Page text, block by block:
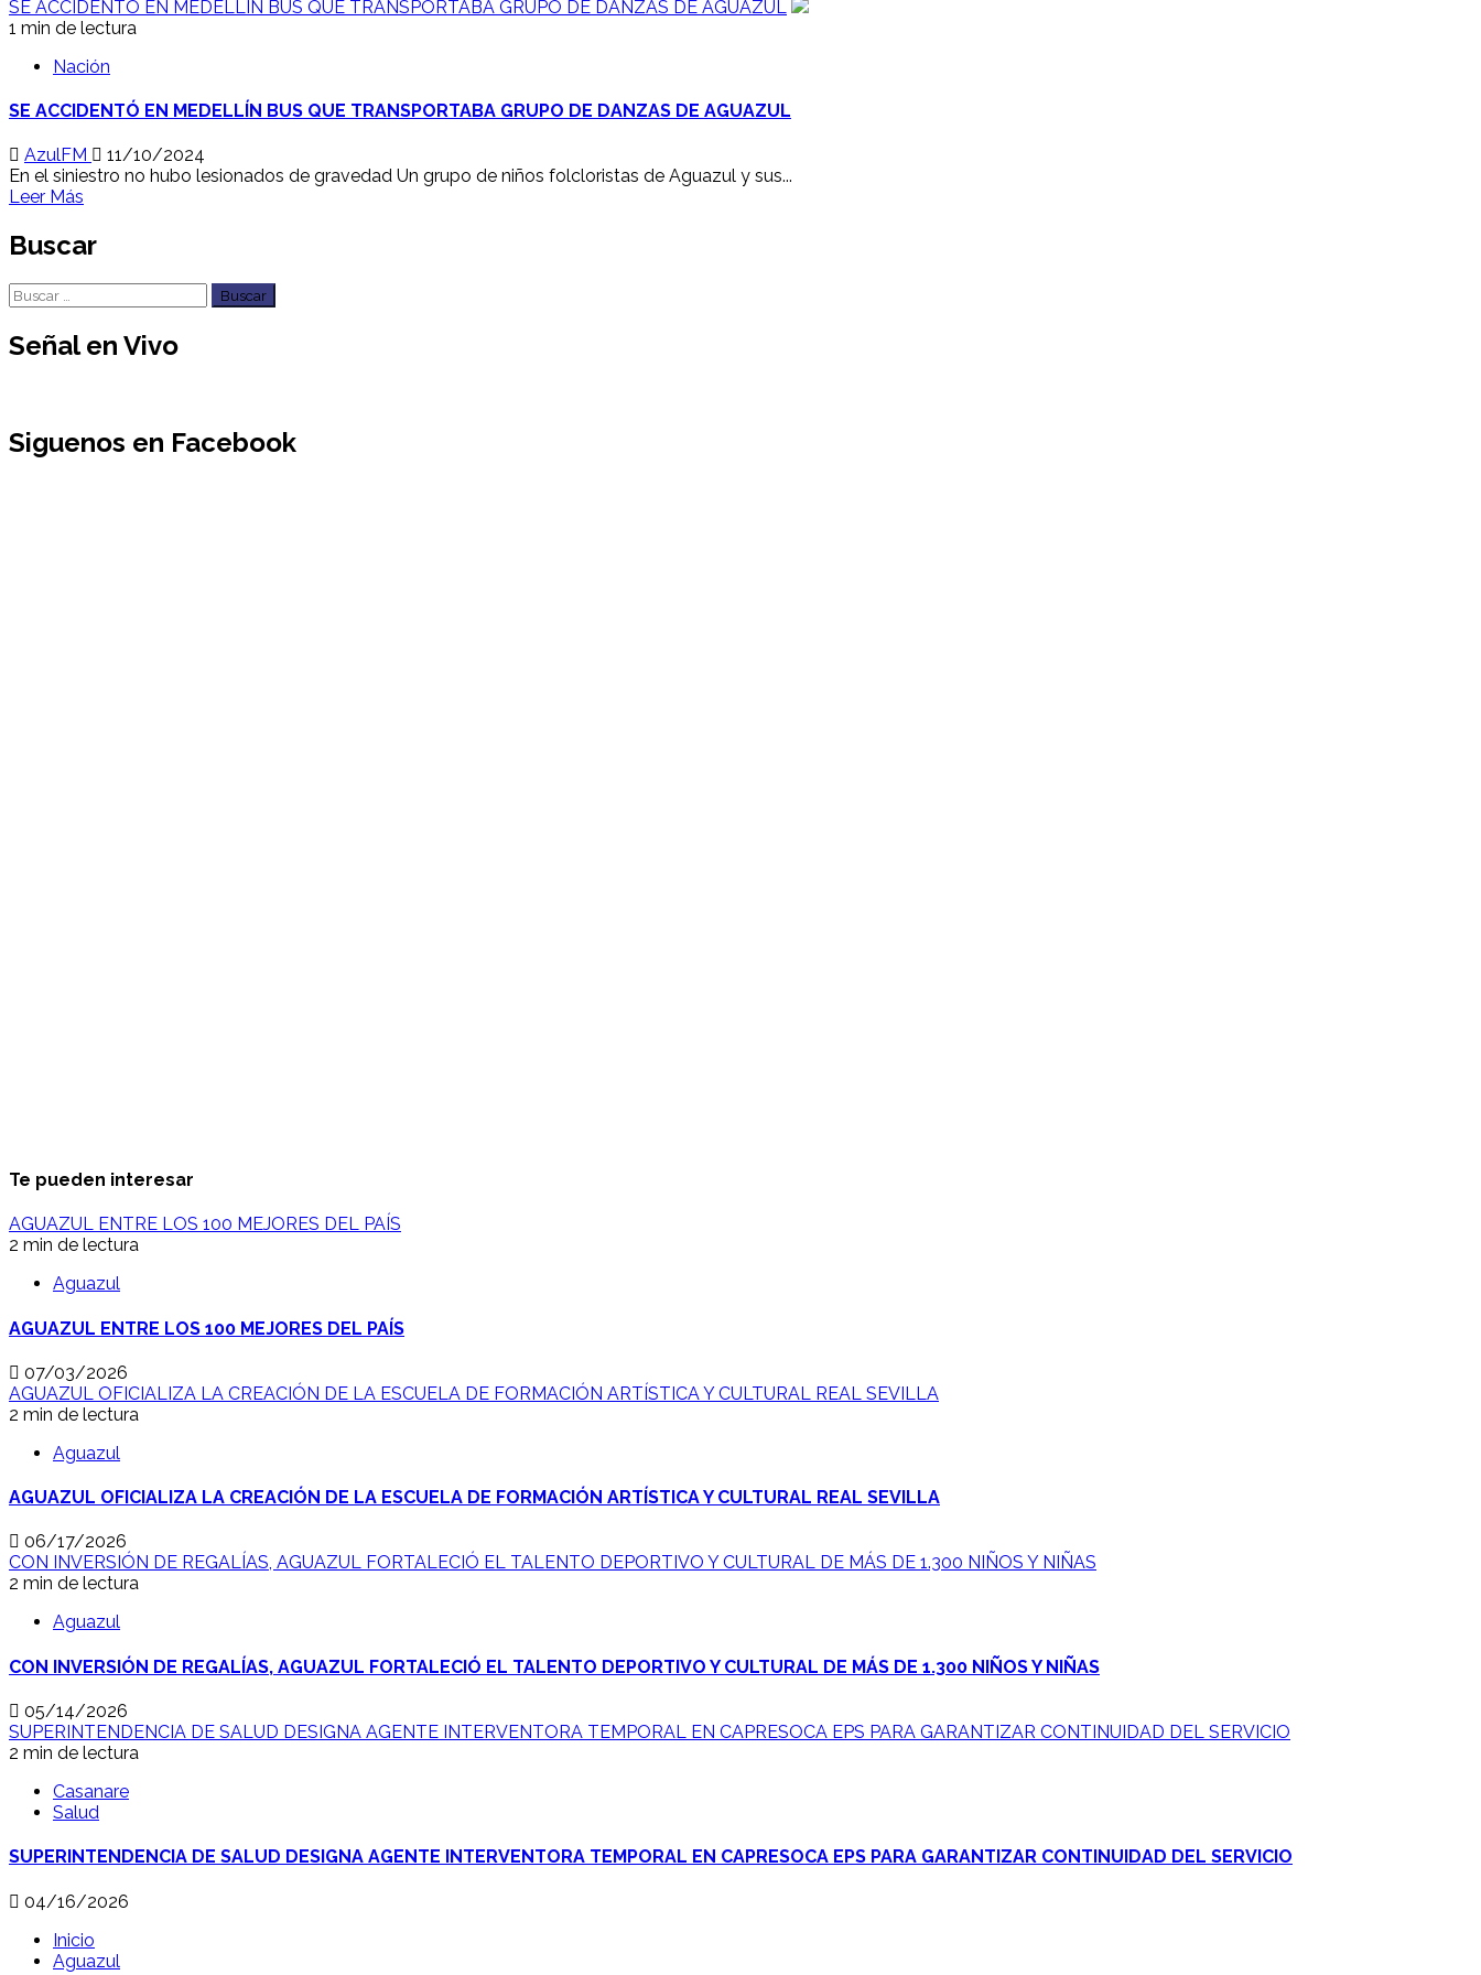
SE ACCIDENTÓ EN MEDELLÍN BUS QUE TRANSPORTABA GRUPO DE DANZAS DE AGUAZUL
1 min de lectura
Nación
SE ACCIDENTÓ EN MEDELLÍN BUS QUE TRANSPORTABA GRUPO DE DANZAS DE AGUAZUL
AzulFM
11/10/2024
En el siniestro no hubo lesionados de gravedad Un grupo de niños folcloristas de Aguazul y sus...
Leer Más
Buscar
Buscar:
Señal en Vivo
Siguenos en Facebook
Te pueden interesar
AGUAZUL ENTRE LOS 100 MEJORES DEL PAÍS
2 min de lectura
Aguazul
AGUAZUL ENTRE LOS 100 MEJORES DEL PAÍS
07/03/2026
AGUAZUL OFICIALIZA LA CREACIÓN DE LA ESCUELA DE FORMACIÓN ARTÍSTICA Y CULTURAL REAL SEVILLA
2 min de lectura
Aguazul
AGUAZUL OFICIALIZA LA CREACIÓN DE LA ESCUELA DE FORMACIÓN ARTÍSTICA Y CULTURAL REAL SEVILLA
06/17/2026
CON INVERSIÓN DE REGALÍAS, AGUAZUL FORTALECIÓ EL TALENTO DEPORTIVO Y CULTURAL DE MÁS DE 1.300 NIÑOS Y NIÑAS
2 min de lectura
Aguazul
CON INVERSIÓN DE REGALÍAS, AGUAZUL FORTALECIÓ EL TALENTO DEPORTIVO Y CULTURAL DE MÁS DE 1.300 NIÑOS Y NIÑAS
05/14/2026
SUPERINTENDENCIA DE SALUD DESIGNA AGENTE INTERVENTORA TEMPORAL EN CAPRESOCA EPS PARA GARANTIZAR CONTINUIDAD DEL SERVICIO
2 min de lectura
Casanare
Salud
SUPERINTENDENCIA DE SALUD DESIGNA AGENTE INTERVENTORA TEMPORAL EN CAPRESOCA EPS PARA GARANTIZAR CONTINUIDAD DEL SERVICIO
04/16/2026
Inicio
Aguazul